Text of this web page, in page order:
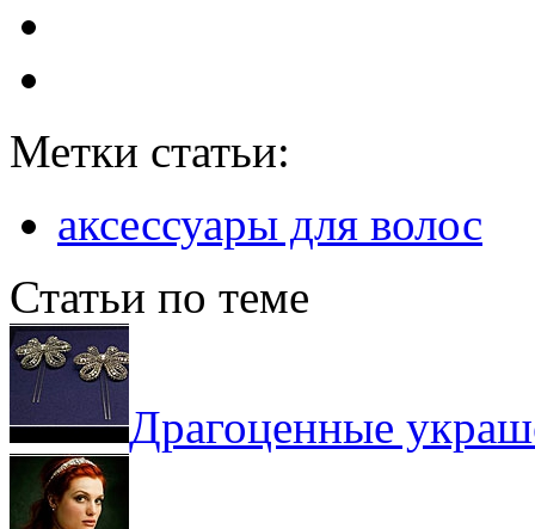
Метки статьи:
аксессуары для волос
Статьи по теме
Драгоценные